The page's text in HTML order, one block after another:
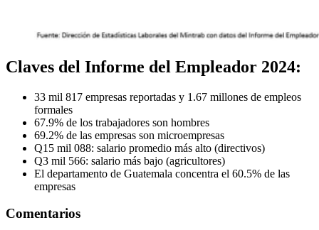
Claves del Informe del Empleador 2024:
33 mil 817 empresas reportadas y 1.67 millones de empleos
formales
67.9% de los trabajadores son hombres
69.2% de las empresas son microempresas
Q15 mil 088: salario promedio más alto (directivos)
Q3 mil 566: salario más bajo (agricultores)
El departamento de Guatemala concentra el 60.5% de las
empresas
Comentarios